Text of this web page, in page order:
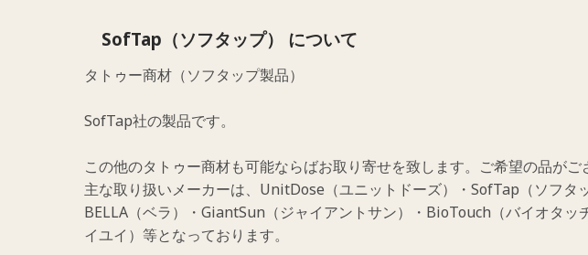
SofTap（ソフタップ） について
タトゥー商材（ソフタップ製品）
SofTap社の製品です。
この他のタトゥー商材も可能ならばお取り寄せを致します。ご希望の品がご
主な取り扱いメーカーは、UnitDose（ユニットドーズ）・SofTap（ソフタ
BELLA（ベラ）・GiantSun（ジャイアントサン）・BioTouch（バイオタッ
イユイ）等となっております。